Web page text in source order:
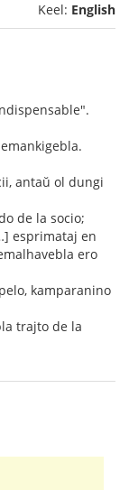
Keel: English
antaŭ ol dungi
de la socio;
esprimataj en
ero
kamparanino
trajto de la